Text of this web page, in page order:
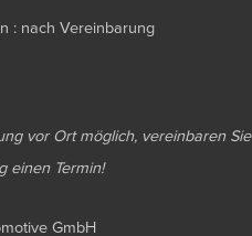
: nach Vereinbarung
vor Ort möglich, vereinbaren Sie
einen Termin!
GmbH